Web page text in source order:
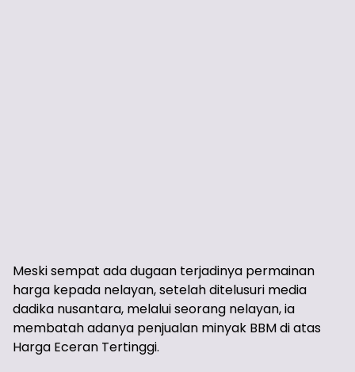
Meski sempat ada dugaan terjadinya permainan
harga kepada nelayan, setelah ditelusuri media
dadika nusantara, melalui seorang nelayan, ia
membatah adanya penjualan minyak BBM di atas
Harga Eceran Tertinggi.